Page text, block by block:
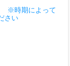
※時期によって
さい